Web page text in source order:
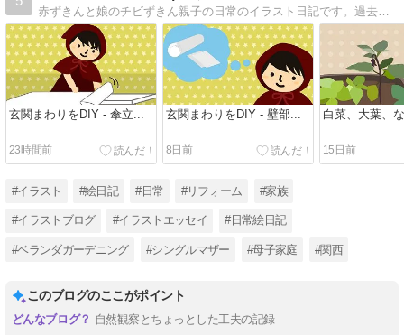
赤ずきんと娘のチビずきん親子の日常のイラスト日記です。過去記事に父の介護関連のことや、以前暮らしてた家での地域猫との関わり、妊娠中に虫垂炎（盲腸）になった話やベランダの植物の話など。
玄関まわりをDIY - 傘立...
23時間前
玄関まわりをDIY - 壁部...
8日前
白菜、大葉、
15日前
#イラスト #絵日記 #日常 #リフォーム #家族
#イラストブログ #イラストエッセイ #日常絵日記
#ベランダガーデニング #シングルマザー #母子家庭 #関西
このブログのここがポイント
自然観察とちょっとした工夫の記録